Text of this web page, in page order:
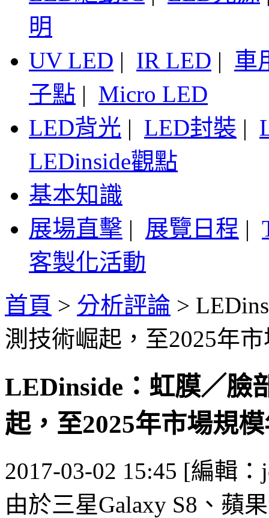
明
UV LED | IR LED | 車
子點 | Micro LED
LED背光 | LED封裝 |
LEDinside觀點
基本知識
展場直擊 | 展覽日程 |
客製化活動
首頁 > 分析評論 >
測技術崛起，至2025年
LEDinside：虹膜／臉
起，至2025年市場規
2017-03-02 15:45 [編輯：
由於三星Galaxy S8、蘋